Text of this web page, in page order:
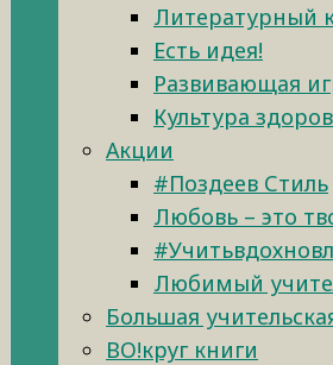
Литературный
Есть идея!
Развивающая
Культура
Акции
#Поздеев Стиль
Любовь – это
Любимый
Большая
ВО!круг книги